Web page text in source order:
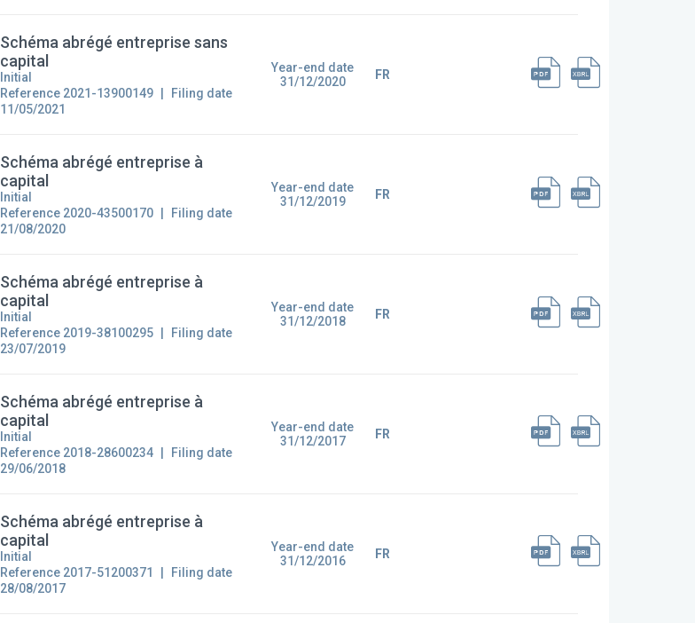
Schéma abrégé entreprise sans
capital
Initial
Reference 2021-13900149
Filing date
11/05/2021
Year-end date
31/12/2020
FR
Schéma abrégé entreprise à
capital
Initial
Reference 2020-43500170
Filing date
21/08/2020
Year-end date
31/12/2019
FR
Schéma abrégé entreprise à
capital
Initial
Reference 2019-38100295
Filing date
23/07/2019
Year-end date
31/12/2018
FR
Schéma abrégé entreprise à
capital
Initial
Reference 2018-28600234
Filing date
29/06/2018
Year-end date
31/12/2017
FR
Schéma abrégé entreprise à
capital
Initial
Reference 2017-51200371
Filing date
28/08/2017
Year-end date
31/12/2016
FR